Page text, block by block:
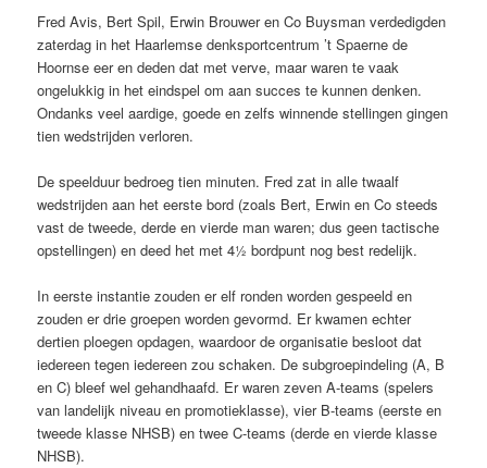
Fred Avis, Bert Spil, Erwin Brouwer en Co Buysman verdedigden
zaterdag in het Haarlemse denksportcentrum ’t Spaerne de
Hoornse eer en deden dat met verve, maar waren te vaak
ongelukkig in het eindspel om aan succes te kunnen denken.
Ondanks veel aardige, goede en zelfs winnende stellingen gingen
tien wedstrijden verloren.
De speelduur bedroeg tien minuten. Fred zat in alle twaalf
wedstrijden aan het eerste bord (zoals Bert, Erwin en Co steeds
vast de tweede, derde en vierde man waren; dus geen tactische
opstellingen) en deed het met 4½ bordpunt nog best redelijk.
In eerste instantie zouden er elf ronden worden gespeeld en
zouden er drie groepen worden gevormd. Er kwamen echter
dertien ploegen opdagen, waardoor de organisatie besloot dat
iedereen tegen iedereen zou schaken. De subgroepindeling (A, B
en C) bleef wel gehandhaafd. Er waren zeven A-teams (spelers
van landelijk niveau en promotieklasse), vier B-teams (eerste en
tweede klasse NHSB) en twee C-teams (derde en vierde klasse
NHSB).